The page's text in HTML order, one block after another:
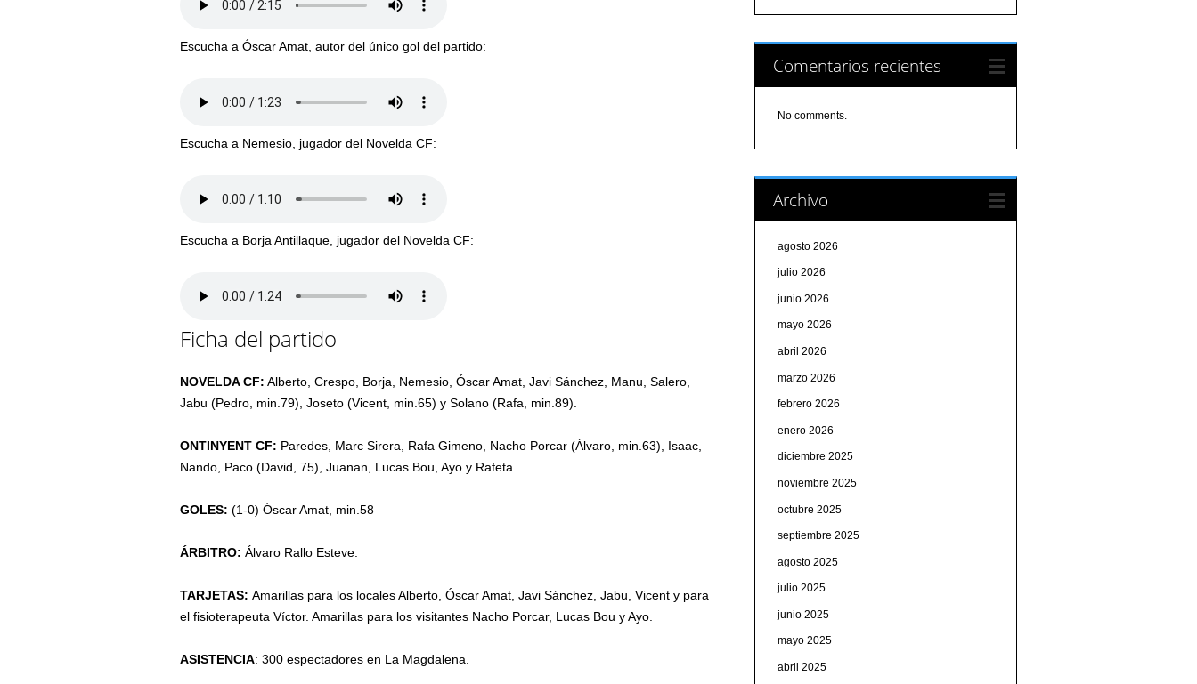
Escucha a Óscar Amat, autor del único gol del partido:
Escucha a Nemesio, jugador del Novelda CF:
Escucha a Borja Antillaque, jugador del Novelda CF:
Ficha del partido
NOVELDA CF: Alberto, Crespo, Borja, Nemesio, Óscar Amat, Javi Sánchez, Manu, Salero,
Jabu (Pedro, min.79), Joseto (Vicent, min.65) y Solano (Rafa, min.89).
ONTINYENT CF: Paredes, Marc Sirera, Rafa Gimeno, Nacho Porcar (Álvaro, min.63), Isaac,
Nando, Paco (David, 75), Juanan, Lucas Bou, Ayo y Rafeta.
GOLES:(1-0) Óscar Amat, min.58
ÁRBITRO:Álvaro Rallo Esteve.
TARJETAS:Amarillas para los locales Alberto, Óscar Amat, Javi Sánchez, Jabu, Vicent y para
el fisioterapeuta Víctor. Amarillas para los visitantes Nacho Porcar, Lucas Bou y Ayo.
ASISTENCIA: 300 espectadores en La Magdalena.
Comentarios recientes
No comments.
Archivo
agosto 2026
julio 2026
junio 2026
mayo 2026
abril 2026
marzo 2026
febrero 2026
enero 2026
diciembre 2025
noviembre 2025
octubre 2025
septiembre 2025
agosto 2025
julio 2025
junio 2025
mayo 2025
abril 2025